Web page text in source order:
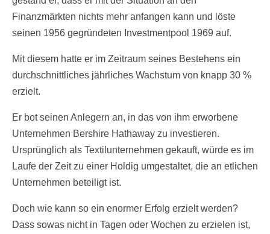
Finanzmärkten nichts mehr anfangen kann und löste
seinen 1956 gegründeten Investmentpool 1969 auf.
Mit diesem hatte er im Zeitraum seines Bestehens ein
durchschnittliches jährliches Wachstum von knapp 30 %
erzielt.
Er bot seinen Anlegern an, in das von ihm erworbene
Unternehmen Bershire Hathaway zu investieren.
Ursprünglich als Textilunternehmen gekauft, würde es im
Laufe der Zeit zu einer Holdig umgestaltet, die an etlichen
Unternehmen beteiligt ist.
Doch wie kann so ein enormer Erfolg erzielt werden?
Dass sowas nicht in Tagen oder Wochen zu erzielen ist,